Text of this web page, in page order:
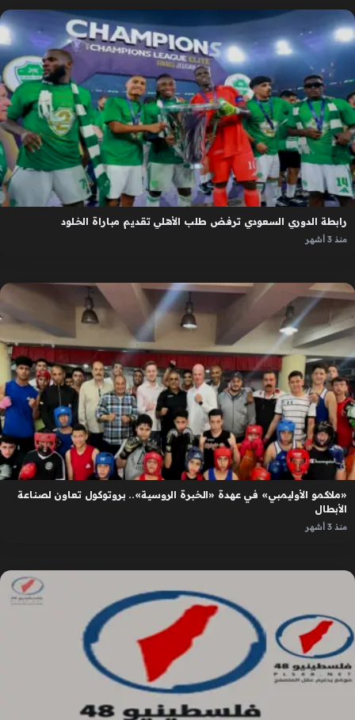
رابطة الدوري السعودي ترفض طلب الأهلي تقديم مباراة الخلود
منذ 3 أشهر
«ملاكمو الأوليمبي» في عهدة «الخبرة الروسية».. بروتوكول تعاون لصناعة
الأبطال
منذ 3 أشهر